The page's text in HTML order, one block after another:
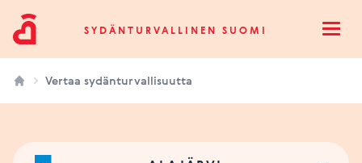
Sydänturvallinen SuomiSYDÄNTURVALLINEN SUOMI
Vertaa sydänturvallisuutta